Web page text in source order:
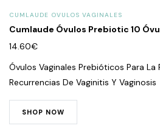
CUMLAUDE OVULOS VAGINALES
Cumlaude Óvulos Prebiotic 10
14.60€
Óvulos Vaginales Prebióticos Para La
Recurrencias De Vaginitis Y Vaginosis
SHOP NOW